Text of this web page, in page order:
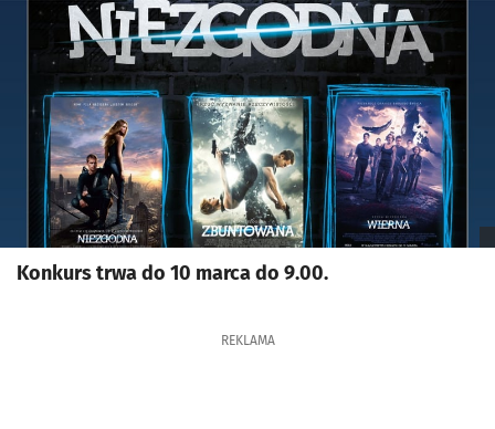
Kliknij, aby powiększyć
Konkurs trwa do 10 marca do 9.00.
REKLAMA